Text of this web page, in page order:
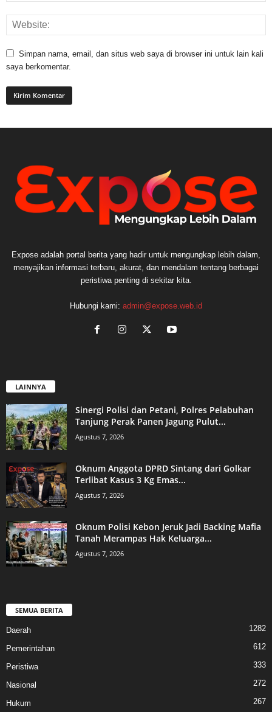
Simpan nama, email, dan situs web saya di browser ini untuk lain kali
saya berkomentar.
Expose adalah portal berita yang hadir untuk mengungkap lebih dalam,
menyajikan informasi terbaru, akurat, dan mendalam tentang berbagai
peristiwa penting di sekitar kita.
Hubungi kami: admin@expose.web.id
LAINNYA
Sinergi Polisi dan Petani, Polres Pelabuhan
Tanjung Perak Panen Jagung Pulut...
Agustus 7, 2026
Oknum Anggota DPRD Sintang dari Golkar
Terlibat Kasus 3 Kg Emas...
Agustus 7, 2026
Oknum Polisi Kebon Jeruk Jadi Backing Mafia
Tanah Merampas Hak Keluarga...
Agustus 7, 2026
SEMUA BERITA
Daerah 1282
Pemerintahan 612
Peristiwa 333
Nasional 272
Hukum 267